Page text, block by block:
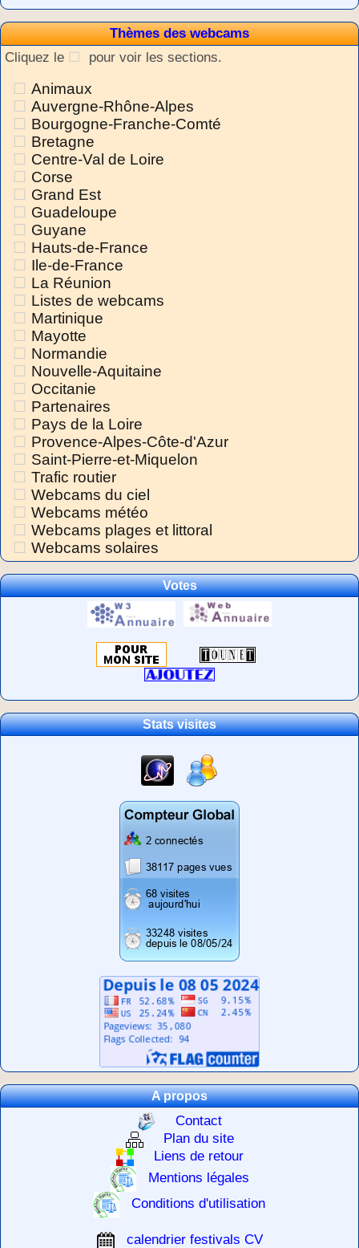
Thèmes des webcams
Cliquez le
pour voir les sections.
Animaux
Auvergne-Rhône-Alpes
Bourgogne-Franche-Comté
Bretagne
Centre-Val de Loire
Corse
Grand Est
Guadeloupe
Guyane
Hauts-de-France
Ile-de-France
La Réunion
Listes de webcams
Martinique
Mayotte
Normandie
Nouvelle-Aquitaine
Occitanie
Partenaires
Pays de la Loire
Provence-Alpes-Côte-d'Azur
Saint-Pierre-et-Miquelon
Trafic routier
Webcams du ciel
Webcams météo
Webcams plages et littoral
Webcams solaires
Votes
Stats visites
A propos
Contact
Plan du site
Liens de retour
Mentions légales
Conditions d'utilisation
calendrier festivals CV